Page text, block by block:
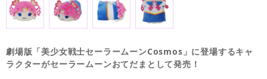
劇場版「美少女戦士セーラームーンCosmos」に登場するキャ
ラクターがセーラームーンおてだまとして発売！